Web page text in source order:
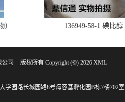
） 136949-58-1 碘比醇
司 版权所有 Copyright (©) 2026 XML
学园路长城园路8号海容基孵化园B栋7楼702室